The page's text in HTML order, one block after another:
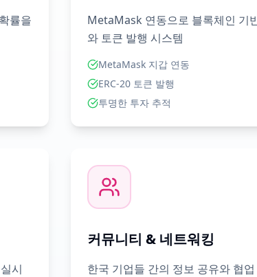
률을
MetaMask 연동으로 블록체인 기
와 토큰 발행 시스템
MetaMask 지갑 연동
ERC-20 토큰 발행
투명한 투자 추적
시
커뮤니티 & 네트워킹
한국 기업들 간의 정보 공유와 협